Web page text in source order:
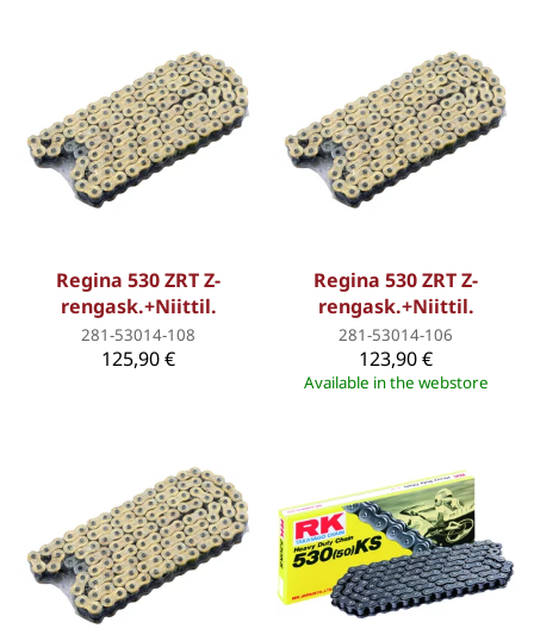
Regina 530 ZRT Z-
rengask.+Niittil.
281-53014-108
125,90 €
Regina 530 ZRT Z-
rengask.+Niittil.
281-53014-106
123,90 €
Available in the webstore